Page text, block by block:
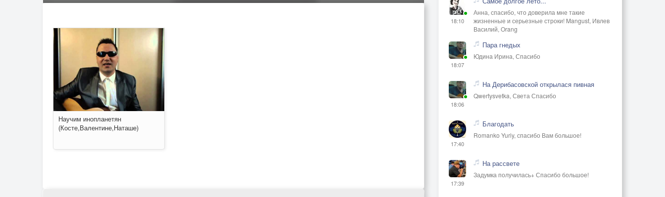
Научим инопланетян
(Косте,Валентине,Наташе)
18:10
Анна, спасибо, что доверила мне такие
жизненные и серьезные строки! Mangust, Ивлев
Василий, Orang
18:07
Пара гнедых
Юдина Ирина, Спасибо
18:06
На Дерибасовской открылася пивная
Qwertysvetka, Света Спасибо
17:40
Благодать
Romanko Yuriy, спасибо Вам большое!
17:39
На рассвете
Задумка получилась+ Спасибо большое!